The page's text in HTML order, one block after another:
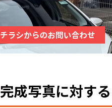
チラシからのお問い合わせ
完成写真に対す